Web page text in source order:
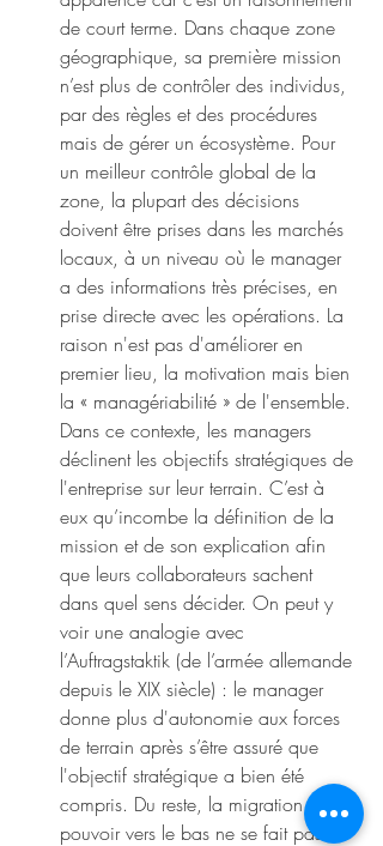
de court terme. Dans chaque zone
géographique, sa première mission
n’est plus de contrôler des individus,
par des règles et des procédures
mais de gérer un écosystème. Pour
un meilleur contrôle global de la
zone, la plupart des décisions
doivent être prises dans les marchés
locaux, à un niveau où le manager
a des informations très précises, en
prise directe avec les opérations. La
raison n'est pas d'améliorer en
premier lieu, la motivation mais bien
la « managériabilité » de l'ensemble.
Dans ce contexte, les managers
déclinent les objectifs stratégiques de
l'entreprise sur leur terrain. C’est à
eux qu’incombe la définition de la
mission et de son explication afin
que leurs collaborateurs sachent
dans quel sens décider. On peut y
voir une analogie avec
l’Auftragstaktik (de l’armée allemande
depuis le XIX siècle) : le manager
donne plus d'autonomie aux forces
de terrain après s’être assuré que
l'objectif stratégique a bien été
compris. Du reste, la migration du
pouvoir vers le bas ne se fait pas en